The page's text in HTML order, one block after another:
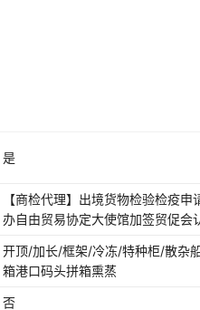
是
【商检代理】出境货物检验检疫
办自由贸易协定大使馆加签贸促会
开顶/加长/框架/冷冻/特种柜/散杂
箱港口码头拼箱熏蒸
否